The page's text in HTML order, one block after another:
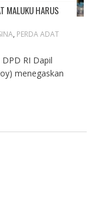
MALUKU HARUS
, PERDA ADAT
RI Dapil
menegaskan